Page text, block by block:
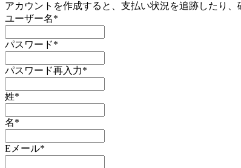
アカウントを作成すると、支払い状況を追跡したり
ユーザー名*
パスワード*
パスワード再入力*
姓*
名*
Eメール*